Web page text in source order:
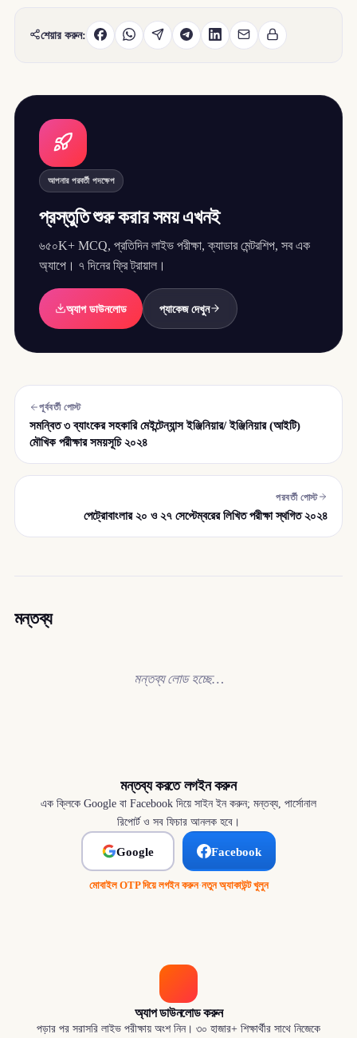
শেয়ার করুন:
আপনার পরবর্তী পদক্ষেপ
প্রস্তুতি শুরু করার সময় এখনই
৬৫০K+ MCQ, প্রতিদিন লাইভ পরীক্ষা, ক্যাডার মেন্টরশিপ, সব এক
অ্যাপে। ৭ দিনের ফ্রি ট্রায়াল।
অ্যাপ ডাউনলোড প্যাকেজ দেখুন
পূর্ববর্তী পোস্ট
সমন্বিত ৩ ব্যাংকের সহকারি মেইন্টেন্যান্স ইঞ্জিনিয়ার/ ইঞ্জিনিয়ার (আইটি)
মৌখিক পরীক্ষার সময়সূচি ২০২৪
পরবর্তী পোস্ট
পেট্রোবাংলার ২০ ও ২৭ সেপ্টেম্বরের লিখিত পরীক্ষা স্থগিত ২০২৪
মন্তব্য
মন্তব্য লোড হচ্ছে…
মন্তব্য করতে লগইন করুন
এক ক্লিকে Google বা Facebook দিয়ে সাইন ইন করুন; মন্তব্য, পার্সোনাল
রিপোর্ট ও সব ফিচার আনলক হবে।
Google Facebook
মোবাইল OTP দিয়ে লগইন করুন·নতুন অ্যাকাউন্ট খুলুন
অ্যাপ ডাউনলোড করুন
পড়ার পর সরাসরি লাইভ পরীক্ষায় অংশ নিন। ৩০ হাজার+ শিক্ষার্থীর সাথে নিজেকে